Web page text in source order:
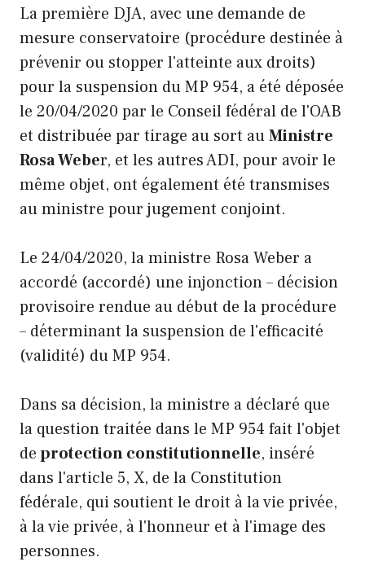
La première DJA, avec une demande de
mesure conservatoire (procédure destinée à
prévenir ou stopper l'atteinte aux droits)
pour la suspension du MP 954, a été déposée
le 20/04/2020 par le Conseil fédéral de l'OAB
et distribuée par tirage au sort auMinistre
Rosa Weber, et les autres ADI, pour avoir le
même objet, ont également été transmises
au ministre pour jugement conjoint.
Le 24/04/2020, la ministre Rosa Weber a
accordé (accordé) une injonction – décision
provisoire rendue au début de la procédure
– déterminant la suspension de l'efficacité
(validité) du MP 954.
Dans sa décision, la ministre a déclaré que
la question traitée dans le MP 954 fait l'objet
deprotection constitutionnelle, inséré
dans l'article 5, X, de la Constitution
fédérale, qui soutient le droit à la vie privée,
à la vie privée, à l'honneur et à l'image des
personnes.